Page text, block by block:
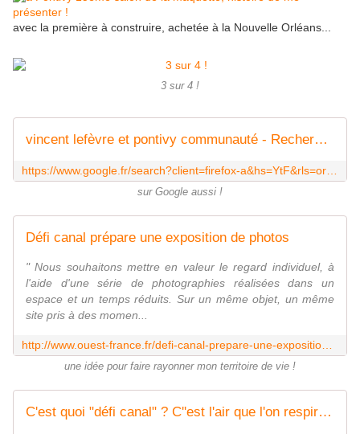
avec la première à construire, achetée à la Nouvelle Orléans...
3 sur 4 !
vincent lefèvre et pontivy communauté - Recherche Google
sur Google aussi !
Défi canal prépare une exposition de photos
" Nous souhaitons mettre en valeur le regard individuel, à
l'aide d'une série de photographies réalisées dans un
espace et un temps réduits. Sur un même objet, un même
site pris à des momen...
une idée pour faire rayonner mon territoire de vie !
C'est quoi "défi canal" ? C''est l'air que l'on respire, - Le blog de Vincent Lefèvre